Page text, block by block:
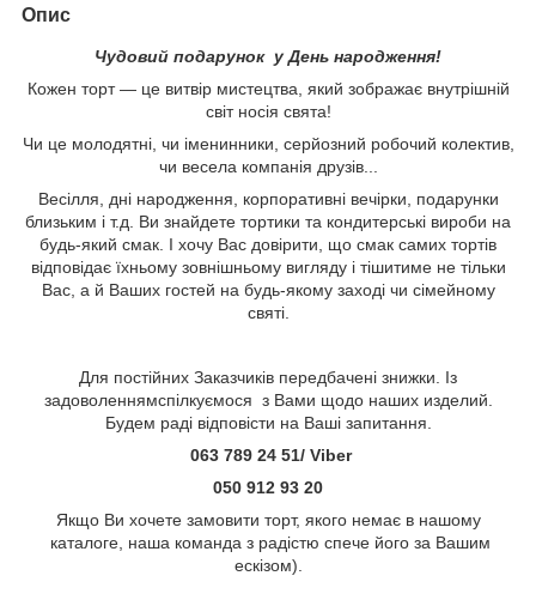
Опис
Чудовий подарунок у День народження!
Кожен торт — це витвір мистецтва, який зображає внутрішній
світ носія свята!
Чи це молодятні, чи іменинники, серйозний робочий колектив,
чи весела компанія друзів...
Весілля, дні народження, корпоративні вечірки, подарунки
близьким і т.д. Ви знайдете тортики та кондитерські вироби на
будь-який смак. І хочу Вас довірити, що смак самих тортів
відповідає їхньому зовнішньому вигляду і тішитиме не тільки
Вас, а й Ваших гостей на будь-якому заході чи сімейному
святі.
Для постійних Заказчиків передбачені знижки. Із
задоволеннямспілкуємося з Вами щодо наших изделий.
Будем раді відповісти на Ваші запитання.
063 789 24 51/ Viber
050 912 93 20
Якщо Ви хочете замовити торт, якого немає в нашому
каталоге, наша команда з радістю спече його за Вашим
ескізом).